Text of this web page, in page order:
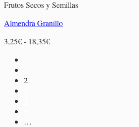
Frutos Secos y Semillas
Almendra Granillo
3,25€- 18,35€Rango
2
…